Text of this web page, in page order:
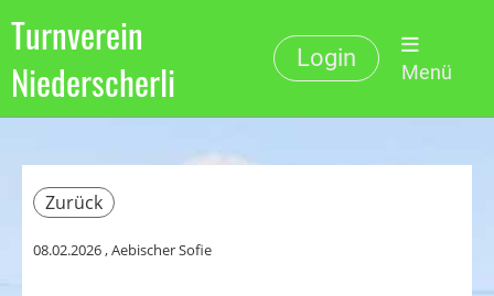
Turnverein
Niederscherli
Login
Menü
Zurück
08.02.2026, Aebischer Sofie